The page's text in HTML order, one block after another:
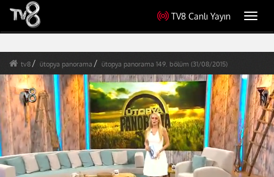
TV8 Canlı Yayın
tv8 ütopya panorama ütopya panorama 149. bölüm (31/08/2015)